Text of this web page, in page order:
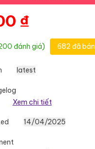
₫
đánh giá) 682 đã bán
latest
Xem chi tiết
14/04/2025